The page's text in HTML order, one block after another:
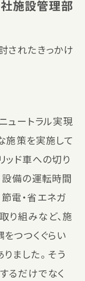
施設管理部
されたきっかけ
ュートラル実現
施策を実施して
ッド車への切り
設備の運転時間
電・省エネガ
り組みなど、施
つつくぐらい
ました。 そう
るだけでなく